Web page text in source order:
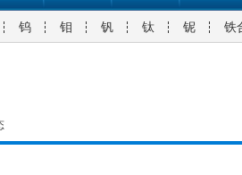
钨 钼 钒 钛 铌 铁